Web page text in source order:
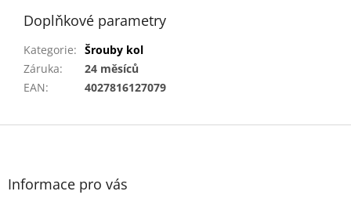
Doplňkové parametry
Kategorie: Šrouby kol
Záruka:
24 měsíců
EAN: 4027816127079
Z
Informace pro vás